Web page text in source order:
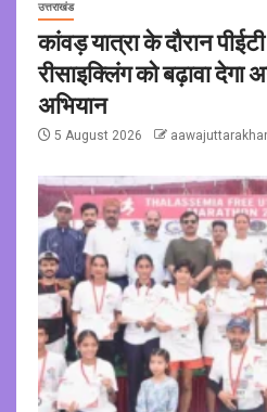
उत्तराखंड
कांवड़ यात्रा के दौरान
रीसाइक्लिंग को बढ़ावा
अभियान
5 August 2026